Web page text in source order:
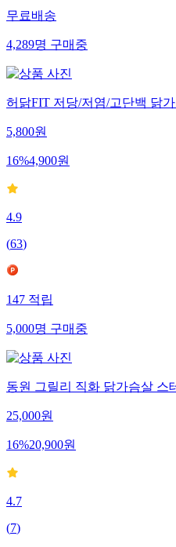
무료배송
4,289명구매중
허닭FIT 저당/저염/고단백 닭
5,800원
16%4,900원
4.9
(63)
147적립
5,000명구매중
동원 그릴리 직화 닭가슴살 스
25,000원
16%20,900원
4.7
(7)